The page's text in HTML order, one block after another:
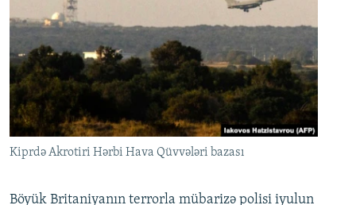
Kiprdə Akrotiri Hərbi Hava Qüvvələri bazası
Böyük Britaniyanın terrorla mübarizə polisi iyulun